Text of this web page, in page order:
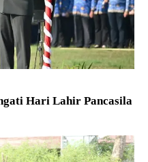
Hari Lahir Pancasila